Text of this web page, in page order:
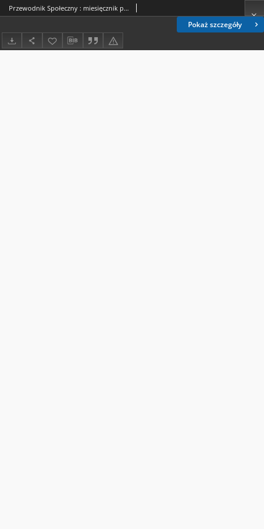
Pokaż szczegóły
Przewodnik Społeczny : miesięcznik poświęcony kierownictwu stowarzyszeń polskich. R. 7 (1926) Spis treści